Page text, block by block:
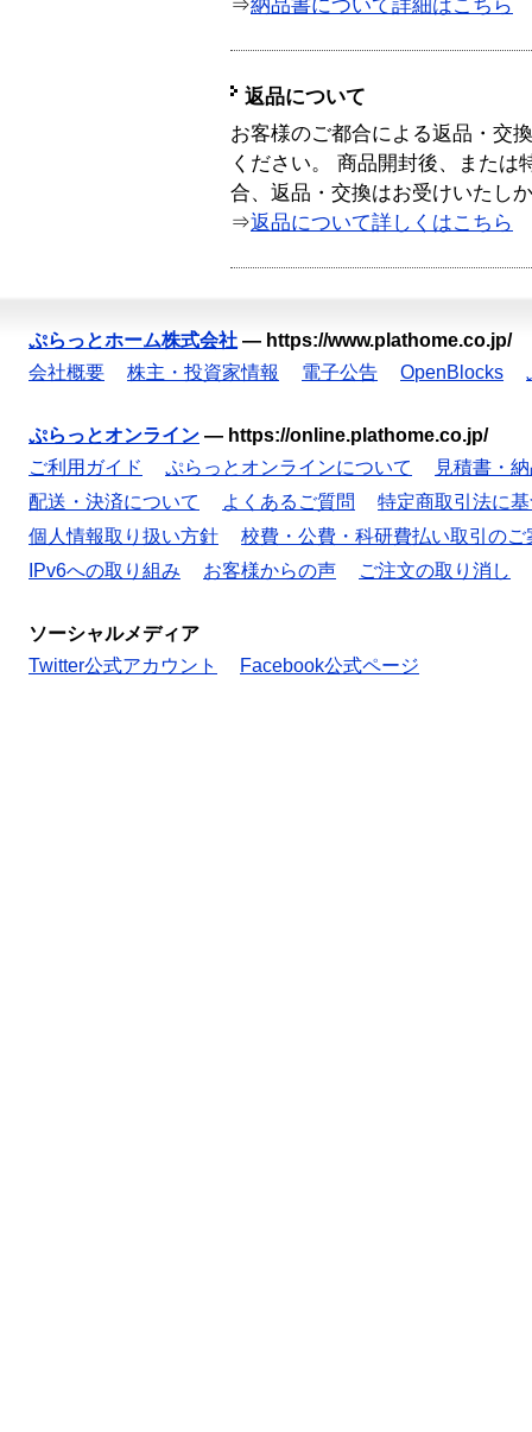
⇒納品書について詳細はこちら
返品について
お客様のご都合による返品・交
ください。 商品開封後、または
合、返品・交換はお受けいたし
⇒返品について詳しくはこちら
ぷらっとホーム株式会社 — https://www.plathome.co.jp/
会社概要
株主・投資家情報 電子公告 OpenBlocks
ぷらっとオンライン — https://online.plathome.co.jp/
ご利用ガイド
ぷらっとオンラインについて
見積書・
配送・決済について
よくあるご質問
特定商取引法に
個人情報取り扱い方針
校費・公費・科研費払い取引のご
IPv6への取り組み
お客様からの声 ご注文の取り消し
ソーシャルメディア
Twitter公式アカウント
Facebook公式ページ